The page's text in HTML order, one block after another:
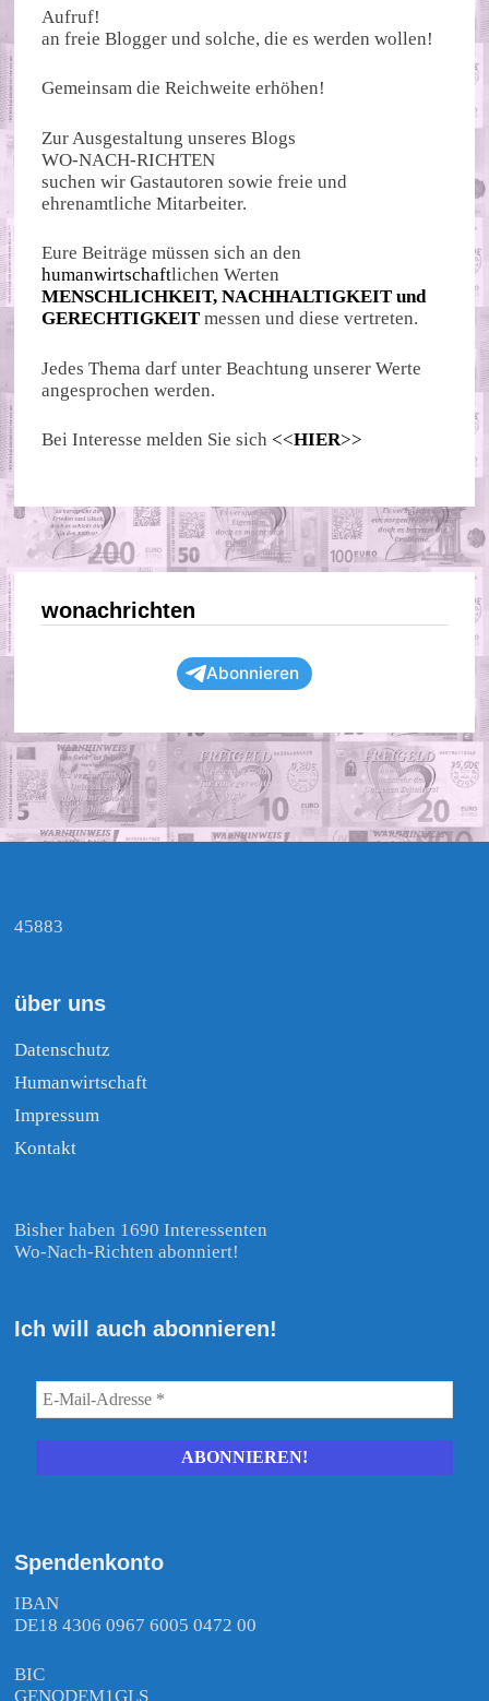
Aufruf!
an freie Blogger und solche, die es werden wollen!
Gemeinsam die Reichweite erhöhen!
Zur Ausgestaltung unseres Blogs
WO-NACH-RICHTEN
suchen wir Gastautoren sowie freie und
ehrenamtliche Mitarbeiter.
Eure Beiträge müssen sich an den
humanwirtschaftlichen Werten
MENSCHLICHKEIT, NACHHALTIGKEIT und
GERECHTIGKEIT messen und diese vertreten.
Jedes Thema darf unter Beachtung unserer Werte
angesprochen werden.
Bei Interesse melden Sie sich <<HIER>>
wonachrichten
Abonnieren
45883
über uns
Datenschutz
Humanwirtschaft
Impressum
Kontakt
Bisher haben 1690 Interessenten
Wo-Nach-Richten abonniert!
Ich will auch abonnieren!
Spendenkonto
IBAN
DE18 4306 0967 6005 0472 00
BIC
GENODEM1GLS